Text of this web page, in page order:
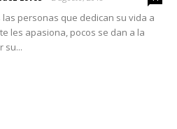
las personas que dedican su vida a
les apasiona, pocos se dan a la
su...